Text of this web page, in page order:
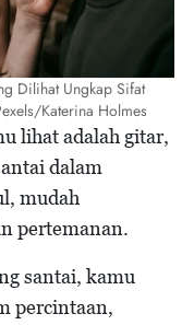
Dilihat Ungkap Sifat
Katerina Holmes
lihat adalah gitar,
dalam
mudah
pertemanan.
santai, kamu
percintaan,